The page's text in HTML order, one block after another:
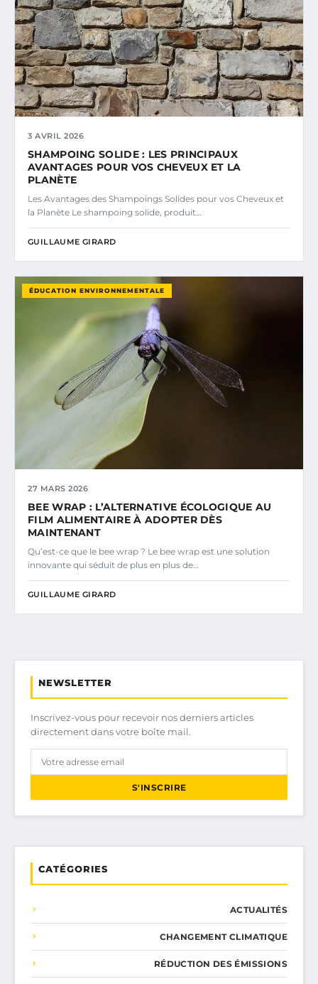
3 AVRIL 2026
SHAMPOING SOLIDE : LES PRINCIPAUX
AVANTAGES POUR VOS CHEVEUX ET LA
PLANÈTE
Les Avantages des Shampoings Solides pour vos Cheveux et
la Planète Le shampoing solide, produit…
GUILLAUME GIRARD
ÉDUCATION ENVIRONNEMENTALE
27 MARS 2026
BEE WRAP : L’ALTERNATIVE ÉCOLOGIQUE AU
FILM ALIMENTAIRE À ADOPTER DÈS
MAINTENANT
Qu’est-ce que le bee wrap ? Le bee wrap est une solution
innovante qui séduit de plus en plus de…
GUILLAUME GIRARD
NEWSLETTER
Inscrivez-vous pour recevoir nos derniers articles
directement dans votre boîte mail.
S'INSCRIRE
CATÉGORIES
ACTUALITÉS
CHANGEMENT CLIMATIQUE
RÉDUCTION DES ÉMISSIONS